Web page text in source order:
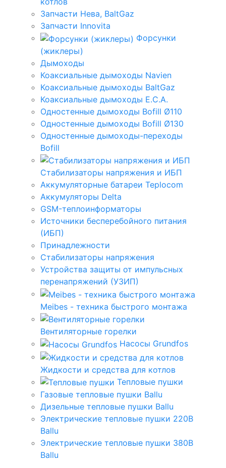
Запчасти Нева, BaltGaz
Запчасти Innovita
Форсунки
(жиклеры)
Дымоходы
Коаксиальные дымоходы Navien
Коаксиальные дымоходы BaltGaz
Коаксиальные дымоходы E.C.A.
Одностенные дымоходы Bofill Ø110
Одностенные дымоходы Bofill Ø130
Одностенные дымоходы-переходы
Bofill
Стабилизаторы напряжения и ИБП
Аккумуляторные батареи Teplocom
Аккумуляторы Delta
GSM-теплоинформаторы
Источники бесперебойного питания
(ИБП)
Принадлежности
Стабилизаторы напряжения
Устройства защиты от импульсных
перенапряжений (УЗИП)
Meibes - техника быстрого монтажа
Вентиляторные горелки
Насосы Grundfos
Жидкости и средства для котлов
Тепловые пушки
Газовые тепловые пушки Ballu
Дизельные тепловые пушки Ballu
Электрические тепловые пушки 220В
Ballu
Электрические тепловые пушки 380В
Ballu